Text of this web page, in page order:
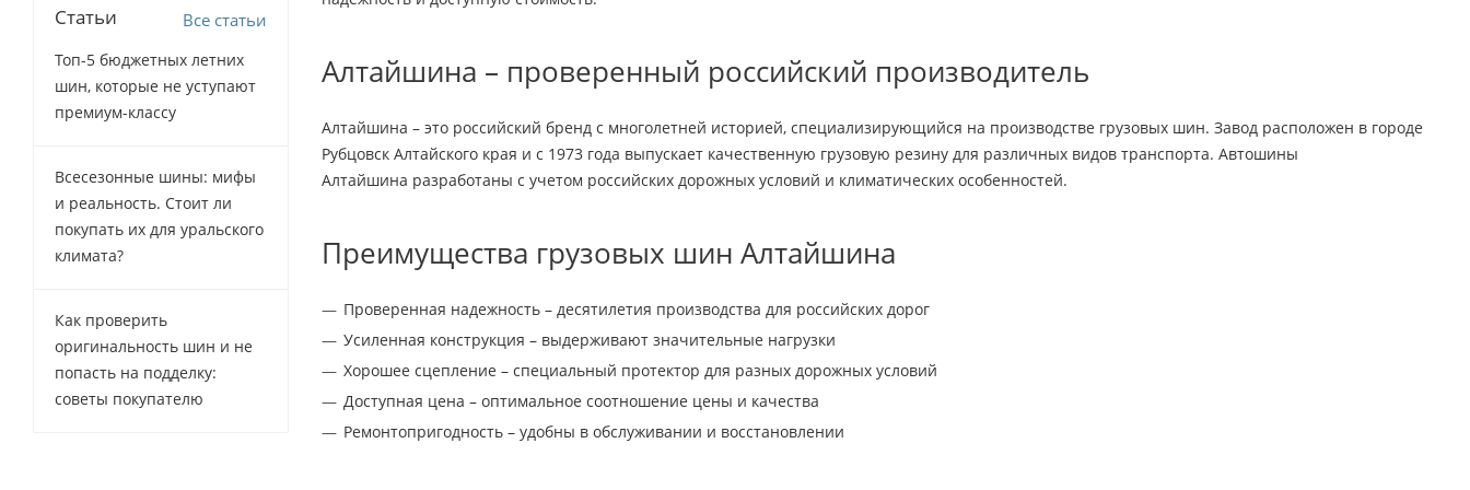
Алтайшина – проверенный российский производитель
Алтайшина – это российский бренд с многолетней историей, специализирующийся на производстве грузовых шин. Завод расположен в городе
Рубцовск Алтайского края и с 1973 года выпускает качественную грузовую резину для различных видов транспорта. Автошины
Алтайшина разработаны с учетом российских дорожных условий и климатических особенностей.
Преимущества грузовых шин Алтайшина
Проверенная надежность – десятилетия производства для российских дорог
Усиленная конструкция – выдерживают значительные нагрузки
Хорошее сцепление – специальный протектор для разных дорожных условий
Доступная цена – оптимальное соотношение цены и качества
Ремонтопригодность – удобны в обслуживании и восстановлении
Статьи Все статьи
Топ-5 бюджетных летних
шин, которые не уступают
премиум-классу
Всесезонные шины: мифы
и реальность. Стоит ли
покупать их для уральского
климата?
Как проверить
оригинальность шин и не
попасть на подделку:
советы покупателю